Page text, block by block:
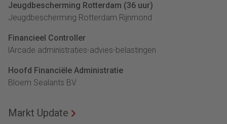
Jeugdbescherming Rotterdam (36 uur)
Jeugdbescherming Rotterdam Rijnmond
Financieel Controller
lArcade administraties-advies-belastingen
Hoofd Financiële Administratie
Bloem Sealants BV
Markt Update